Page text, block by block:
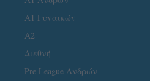
Α1 Γυναικών
A2
Διεθνή
Pre League Ανδρών